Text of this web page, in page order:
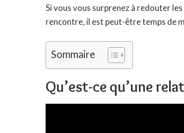
Si vous vous surprenez à redouter
rencontre, il est peut-être temps de
Sommaire
Qu’est-ce qu’une